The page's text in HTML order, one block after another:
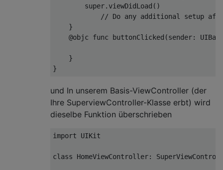
super. viewDidLoad ()
// Do any additional setup
}
@objc func buttonClicked (sender:
}
}
und In unserem Basis-ViewController (der
Ihre SuperviewController-Klasse erbt) wird
dieselbe Funktion überschrieben
import UIKit
class HomeViewController: